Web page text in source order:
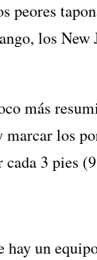
peores
los New
más
marcar los
cada 3 pies
hay un